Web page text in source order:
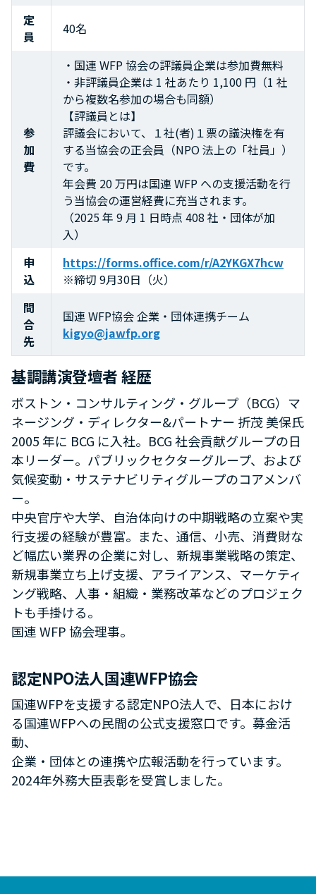
定
員
40名
参
加
費
・国連 WFP 協会の評議員企業は参加費無料
・非評議員企業は 1 社あたり 1,100 円（1 社
から複数名参加の場合も同額）
【評議員とは】
評議会において、１社(者)１票の議決権を有
する当協会の正会員（NPO 法上の「社員」）
です。
年会費 20 万円は国連 WFP への支援活動を行
う当協会の運営経費に充当されます。
（2025 年 9 月 1 日時点 408 社・団体が加
入）
申
込
https://forms.office.com/r/A2YKGX7hcw
※締切 9月30日（火）
問
合
先
国連 WFP協会 企業・団体連携チーム
kigyo@jawfp.org
基調講演登壇者 経歴
ボストン・コンサルティング・グループ（BCG）マ
ネージング・ディレクター&パートナー 折茂 美保氏
2005 年に BCG に入社。BCG 社会貢献グループの日
本リーダー。パブリックセクターグループ、および
気候変動・サステナビリティグループのコアメンバ
ー。
中央官庁や大学、自治体向けの中期戦略の立案や実
行支援の経験が豊富。また、通信、小売、消費財な
ど幅広い業界の企業に対し、新規事業戦略の策定、
新規事業立ち上げ支援、アライアンス、マーケティ
ング戦略、人事・組織・業務改革などのプロジェク
トも手掛ける。
国連 WFP 協会理事。
認定NPO法人国連WFP協会
国連WFPを支援する認定NPO法人で、日本におけ
る国連WFPへの民間の公式支援窓口です。募金活
動、
企業・団体との連携や広報活動を行っています。
2024年外務大臣表彰を受賞しました。